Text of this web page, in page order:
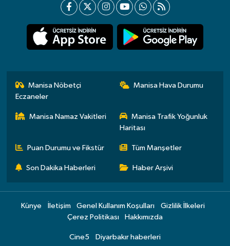
Manisa Nöbetçi
Eczaneler
Manisa Hava Durumu
Manisa Namaz Vakitleri
Manisa Trafik Yoğunluk
Haritası
Puan Durumu ve Fikstür Tüm Manşetler
Son Dakika Haberleri Haber Arşivi
Künye İletişim Genel Kullanım Koşulları
Gizlilik İlkeleri
Çerez Politikası
Hakkımızda
Cine5 Diyarbakır haberleri